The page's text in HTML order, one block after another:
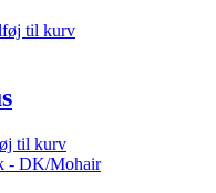
til kurv
til kurv